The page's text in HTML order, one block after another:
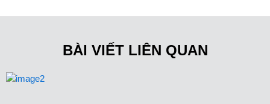
BÀI VIẾT LIÊN QUAN